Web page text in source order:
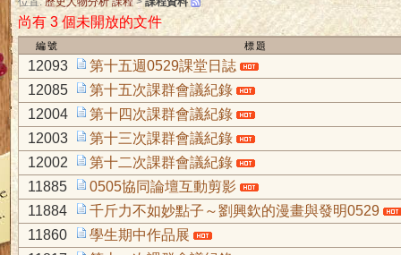
尚有 3 個未開放的文件
編號 標題
12093
第十五週0529課堂日誌
12085
第十五次課群會議紀錄
12004
第十四次課群會議紀錄
12003
第十三次課群會議紀錄
12002
第十二次課群會議紀錄
11885
0505協同論壇互動剪影
11884
千斤力不如妙點子～劉興欽的漫畫與發明0529
11860
學生期中作品展